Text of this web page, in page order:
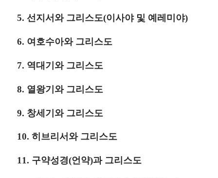
5. 선지서와 그리스도(이사야 및 예레미야)
6. 여호수아와 그리스도
7. 역대기와 그리스도
8. 열왕기와 그리스도
9. 창세기와 그리스도
10. 히브리서와 그리스도
11. 구약성경(언약)과 그리스도